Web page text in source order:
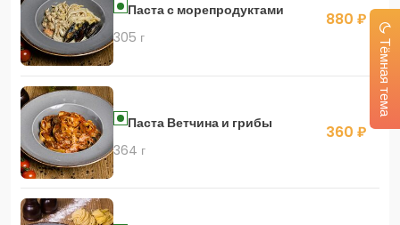
Паста с морепродуктами
305 г
880 ₽
Паста Ветчина и грибы
364 г
360 ₽
Тёмная тема